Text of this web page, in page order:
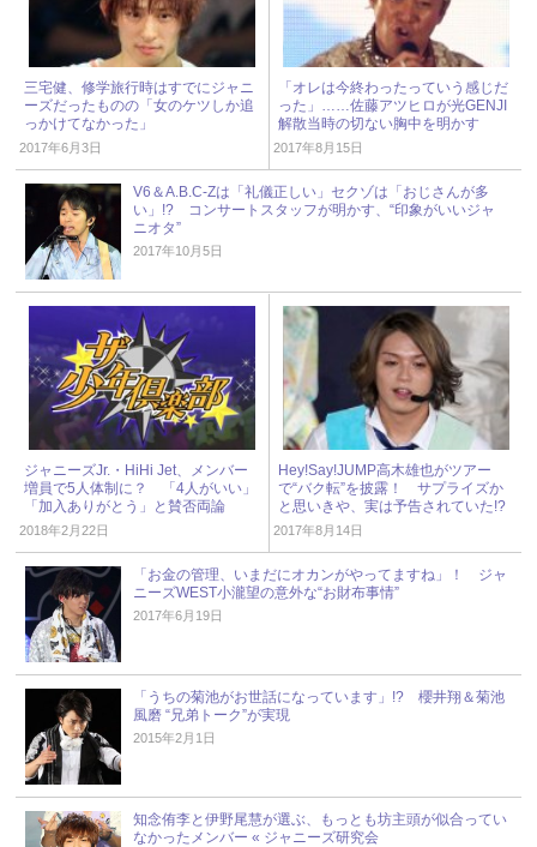
三宅健、修学旅行時はすでにジャニ
ーズだったものの「女のケツしか追
っかけてなかった」
2017年6月3日
「オレは今終わったっていう感じだ
った」……佐藤アツヒロが光GENJI
解散当時の切ない胸中を明かす
2017年8月15日
V6＆A.B.C-Zは「礼儀正しい」セクゾは「おじさんが多
い」!? コンサートスタッフが明かす、“印象がいいジャ
ニオタ”
2017年10月5日
ジャニーズJr.・HiHi Jet、メンバー
増員で5人体制に？ 「4人がいい」
「加入ありがとう」と賛否両論
2018年2月22日
Hey!Say!JUMP高木雄也がツアー
で“バク転”を披露！ サプライズか
と思いきや、実は予告されていた!?
2017年8月14日
「お金の管理、いまだにオカンがやってますね」！ ジャ
ニーズWEST小瀧望の意外な“お財布事情”
2017年6月19日
「うちの菊池がお世話になっています」!? 櫻井翔＆菊池
風磨 “兄弟トーク”が実現
2015年2月1日
知念侑李と伊野尾慧が選ぶ、もっとも坊主頭が似合ってい
なかったメンバー « ジャニーズ研究会